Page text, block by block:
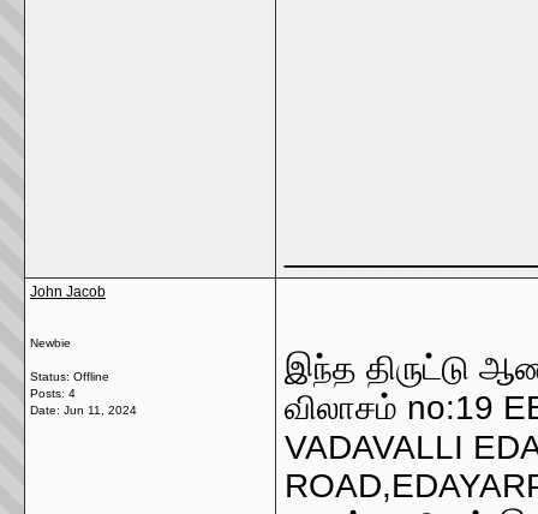
John Jacob
Newbie
Status: Offline
Posts: 4
Date: Jun 11, 2024
இந்த திருட்டு
விலாசம் no:19
VADAVALLI